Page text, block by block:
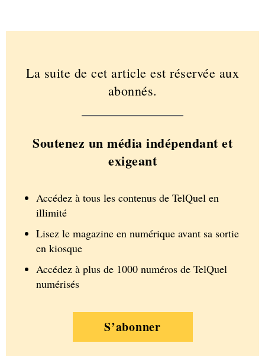
La suite de cet article est réservée aux
abonnés.
Soutenez un média indépendant et
exigeant
Accédez à tous les contenus de TelQuel en
illimité
Lisez le magazine en numérique avant sa sortie
en kiosque
Accédez à plus de 1000 numéros de TelQuel
numérisés
S’abonner